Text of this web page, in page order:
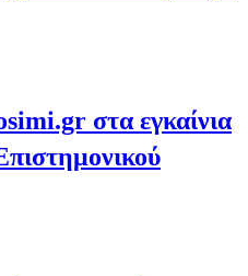
στα εγκαίνια